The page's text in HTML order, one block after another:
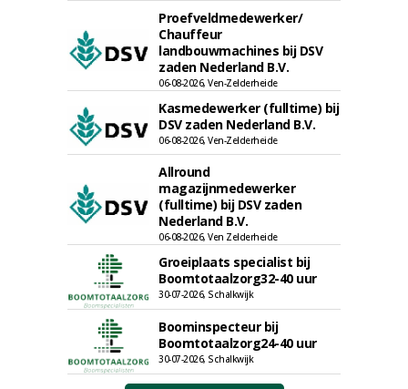
Proefveldmedewerker/
Chauffeur
landbouwmachines bij DSV
zaden Nederland B.V.
06-08-2026, Ven-Zelderheide
Kasmedewerker (fulltime) bij
DSV zaden Nederland B.V.
06-08-2026, Ven-Zelderheide
Allround
magazijnmedewerker
(fulltime) bij DSV zaden
Nederland B.V.
06-08-2026, Ven Zelderheide
Groeiplaats specialist bij
Boomtotaalzorg32-40 uur
30-07-2026, Schalkwijk
Boominspecteur bij
Boomtotaalzorg24-40 uur
30-07-2026, Schalkwijk